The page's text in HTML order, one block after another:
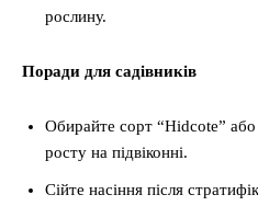
рослину.
Поради для садівників
Обирайте сорт “Hidcote”
росту на підвіконні.
Сійте насіння після